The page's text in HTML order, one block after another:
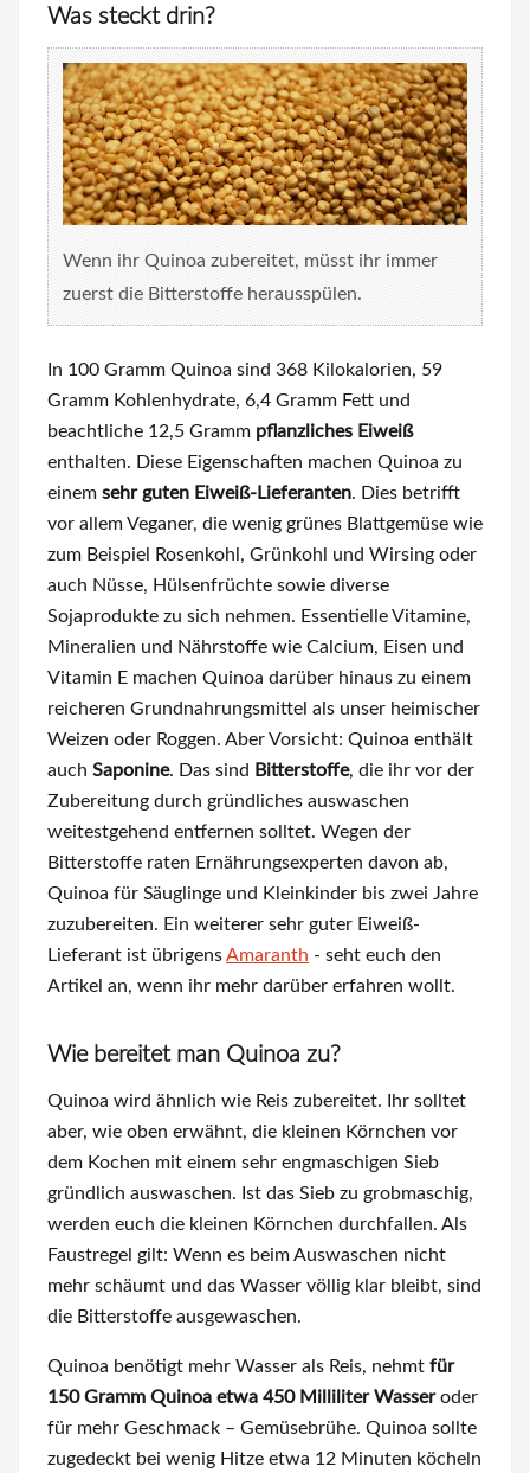
Was steckt drin?
Wenn ihr Quinoa zubereitet, müsst ihr immer
zuerst die Bitterstoffe herausspülen.
In 100 Gramm Quinoa sind 368 Kilokalorien, 59
Gramm Kohlenhydrate, 6,4 Gramm Fett und
beachtliche 12,5 Gramm pflanzliches Eiweiß
enthalten. Diese Eigenschaften machen Quinoa zu
einem sehr guten Eiweiß-Lieferanten. Dies betrifft
vor allem Veganer, die wenig grünes Blattgemüse wie
zum Beispiel Rosenkohl, Grünkohl und Wirsing oder
auch Nüsse, Hülsenfrüchte sowie diverse
Sojaprodukte zu sich nehmen. Essentielle Vitamine,
Mineralien und Nährstoffe wie Calcium, Eisen und
Vitamin E machen Quinoa darüber hinaus zu einem
reicheren Grundnahrungsmittel als unser heimischer
Weizen oder Roggen. Aber Vorsicht: Quinoa enthält
auch Saponine. Das sind Bitterstoffe, die ihr vor der
Zubereitung durch gründliches auswaschen
weitestgehend entfernen solltet. Wegen der
Bitterstoffe raten Ernährungsexperten davon ab,
Quinoa für Säuglinge und Kleinkinder bis zwei Jahre
zuzubereiten. Ein weiterer sehr guter Eiweiß-
Lieferant ist übrigensAmaranth - seht euch den
Artikel an, wenn ihr mehr darüber erfahren wollt.
Wie bereitet man Quinoa zu?
Quinoa wird ähnlich wie Reis zubereitet. Ihr solltet
aber, wie oben erwähnt, die kleinen Körnchen vor
dem Kochen mit einem sehr engmaschigen Sieb
gründlich auswaschen. Ist das Sieb zu grobmaschig,
werden euch die kleinen Körnchen durchfallen. Als
Faustregel gilt: Wenn es beim Auswaschen nicht
mehr schäumt und das Wasser völlig klar bleibt, sind
die Bitterstoffe ausgewaschen.
Quinoa benötigt mehr Wasser als Reis, nehmt für
150 Gramm Quinoa etwa 450 Milliliter Wasseroder
für mehr Geschmack – Gemüsebrühe. Quinoa sollte
zugedeckt bei wenig Hitze etwa 12 Minuten köcheln